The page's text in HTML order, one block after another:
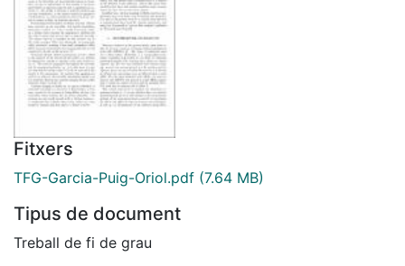
Fitxers
TFG-Garcia-Puig-Oriol.pdf (7.64 MB)
Tipus de document
Treball de fi de grau